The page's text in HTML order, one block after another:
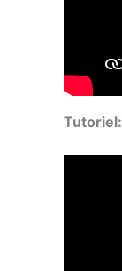
Tutoriel: